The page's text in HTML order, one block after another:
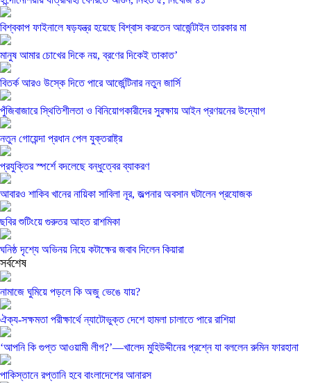
বিশ্বকাপ ফাইনালে ষড়যন্ত্র হয়েছে বিশ্বাস করতেন আর্জেন্টাইন তারকার মা
মানুষ আমার চোখের দিকে নয়, ব্রণের দিকেই তাকাত’
বিতর্ক আরও উস্কে দিতে পারে আর্জেন্টিনার নতুন জার্সি
পুঁজিবাজারে স্থিতিশীলতা ও বিনিয়োগকারীদের সুরক্ষায় আইন প্রণয়নের উদ্যোগ
নতুন গোয়েন্দা প্রধান পেল যুক্তরাষ্ট্র
প্রযুক্তির স্পর্শে বদলেছে বন্ধুত্বের ব্যাকরণ
আবারও শাকিব খানের নায়িকা সাবিলা নূর, জল্পনার অবসান ঘটালেন প্রযোজক
ছবির শুটিংয়ে গুরুতর আহত রাশমিকা
ঘনিষ্ঠ দৃশ্যে অভিনয় নিয়ে কটাক্ষের জবাব দিলেন কিয়ারা
সর্বশেষ
নামাজে ঘুমিয়ে পড়লে কি অজু ভেঙে যায়?
ঐক্য-সক্ষমতা পরীক্ষার্থে ন্যাটোভুক্ত দেশে হামলা চালাতে পারে রাশিয়া
‘আপনি কি গুপ্ত আওয়ামী লীগ?’—খালেদ মুহিউদ্দীনের প্রশ্নে যা বললেন রুমিন ফারহানা
পাকিস্তানে রপ্তানি হবে বাংলাদেশের আনারস